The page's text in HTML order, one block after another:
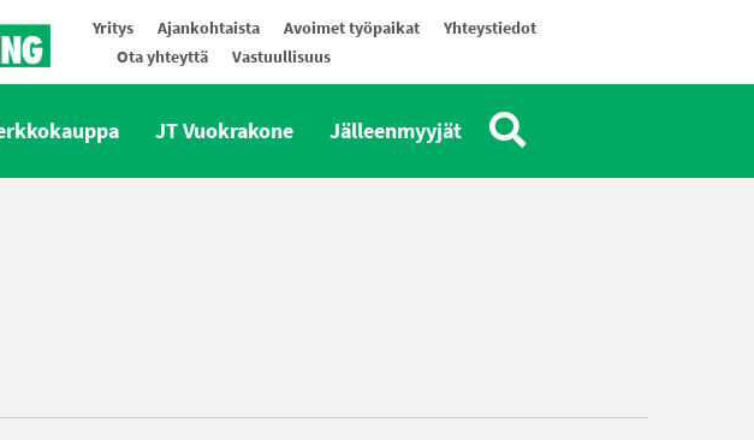
Yritys Ajankohtaista Avoimet työpaikat
Yhteystiedot
Ota yhteyttä
Vastuullisuus
JT Vuokrakone Jälleenmyyjät